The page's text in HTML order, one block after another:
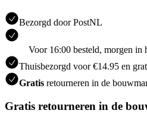
Bezorgd door PostNL
Voor 16:00 besteld, morgen in
Thuisbezorgd voor €14.95 en
Gratis retourneren in de
Gratis retourneren in de